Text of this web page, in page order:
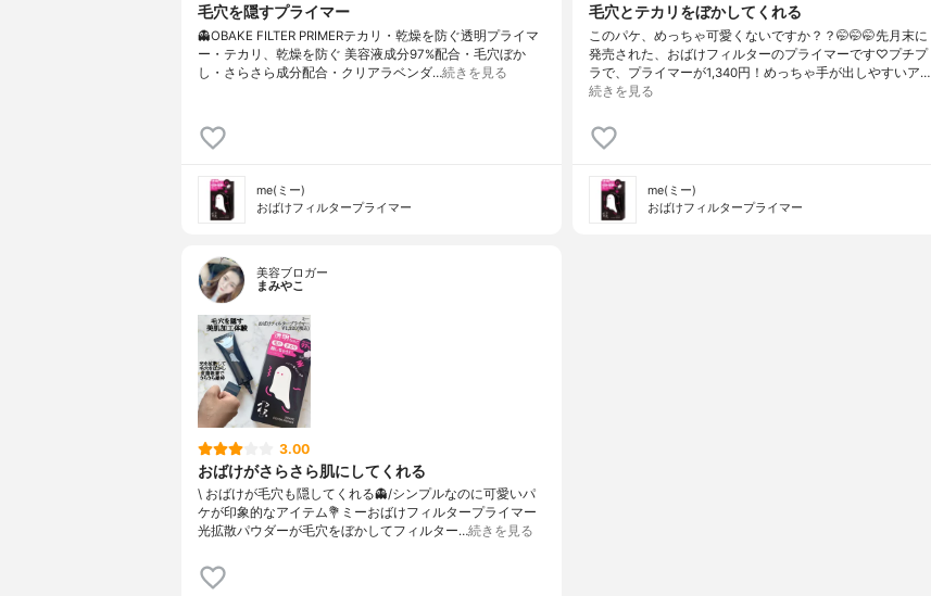
毛穴を隠すプライマー
👻OBAKE FILTER PRIMERテカリ・乾燥を防ぐ透明プライマ
ー・テカリ、乾燥を防ぐ 美容液成分97%配合・毛穴ぼか
し・さらさら成分配合・クリアラベンダ…続きを見る
me(ミー)
おばけフィルタープライマー
毛穴とテカリをぼかしてくれる
このパケ、めっちゃ可愛くないですか？？🤭🤭🤭先月末に
発売された、おばけフィルターのプライマーです♡プチプ
ラで、プライマーが1,340円！めっちゃ手が出しやすいア…
続きを見る
me(ミー)
おばけフィルタープライマー
美容ブロガー
まみやこ
3.00
おばけがさらさら肌にしてくれる
\ おばけが毛穴も隠してくれる👻/⁡⁡シンプルなのに可愛いパ
ケが印象的なアイテム⁡⁡💐ミーおばけフィルタープライマー⁡⁡
光拡散パウダーが毛穴をぼかしてフィルター…続きを見る